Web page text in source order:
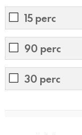
15 perc
90 perc
30 perc